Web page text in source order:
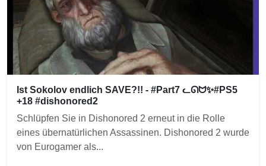
Ist Sokolov endlich SAVE?!! - #Part7 ᓚᘏᗢ✨#PS5
+18 #dishonored2
Schlüpfen Sie in Dishonored 2 erneut in die Rolle
eines übernatürlichen Assassinen. Dishonored 2 wurde
von Eurogamer als...